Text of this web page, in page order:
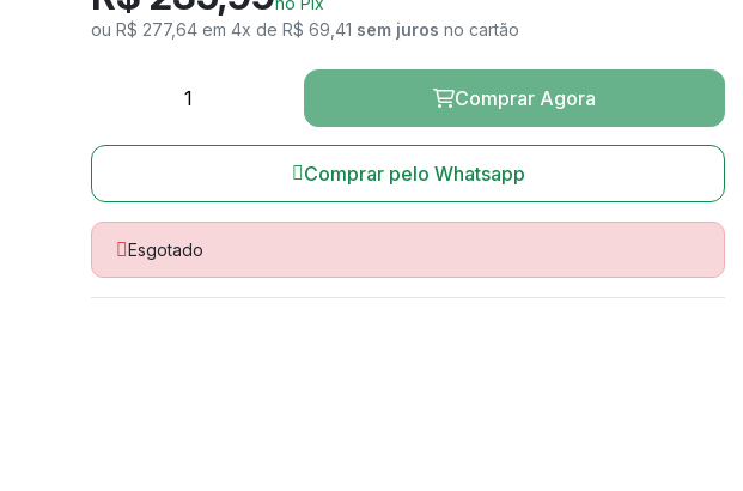
ou R$ 277,64 em 4x de R$ 69,41 sem juros no cartão
Comprar Agora
Comprar pelo Whatsapp
Esgotado